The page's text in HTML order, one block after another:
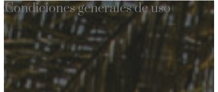
Condiciones generales de uso